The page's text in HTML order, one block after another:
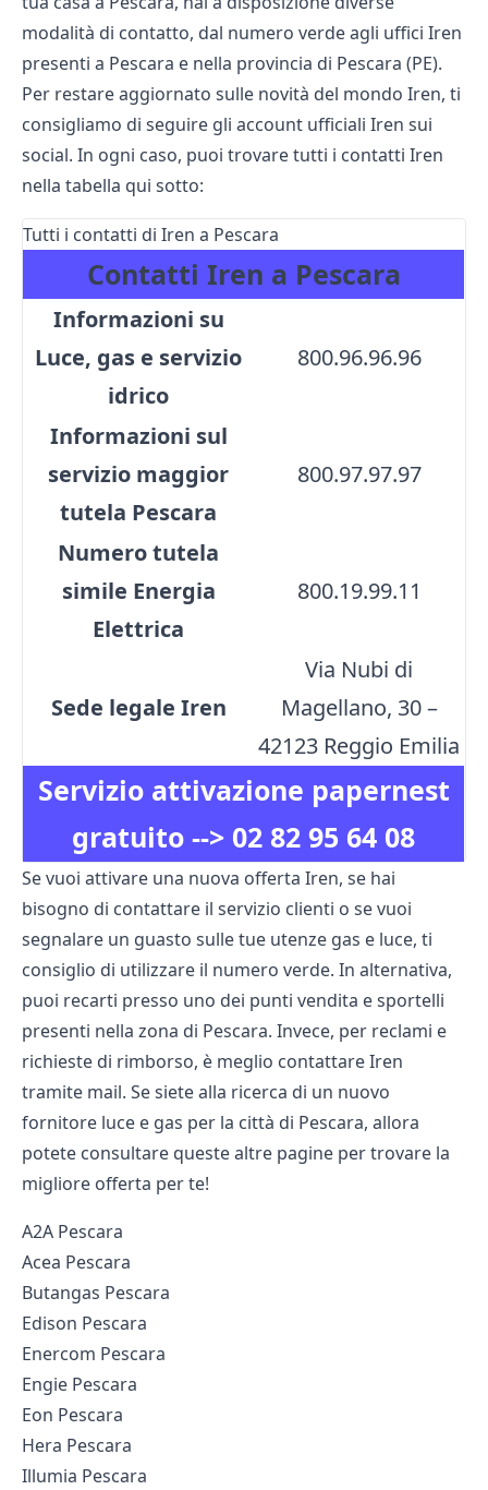
modalità di contatto, dal numero verde agli uffici Iren
presenti a Pescara e nella provincia di Pescara (PE).
Per restare aggiornato sulle novità del mondo Iren, ti
consigliamo di seguire gli account ufficiali Iren sui
social. In ogni caso, puoi trovare tutti i contatti Iren
nella tabella qui sotto:
Tutti i contatti di Iren a Pescara
Servizio attivazione papernest
gratuito --> 02 82 95 64 08
Contatti Iren a Pescara
Informazioni su
Luce, gas e servizio
idrico
800.96.96.96
Informazioni sul
servizio maggior
tutela Pescara
800.97.97.97
Numero tutela
simile Energia
Elettrica
800.19.99.11
Sede legale Iren
Via Nubi di
Magellano, 30 –
42123 Reggio Emilia
Se vuoi attivare una nuova offerta Iren, se hai
bisogno di contattare il servizio clienti o se vuoi
segnalare un guasto sulle tue utenze gas e luce, ti
consiglio di utilizzare il numero verde. In alternativa,
puoi recarti presso uno dei punti vendita e sportelli
presenti nella zona di Pescara. Invece, per reclami e
richieste di rimborso, è meglio contattare Iren
tramite mail. Se siete alla ricerca di un nuovo
fornitore luce e gas per la città di Pescara, allora
potete consultare queste altre pagine per trovare la
migliore offerta per te!
A2A Pescara
Acea Pescara
Butangas Pescara
Edison Pescara
Enercom Pescara
Engie Pescara
Eon Pescara
Hera Pescara
Illumia Pescara